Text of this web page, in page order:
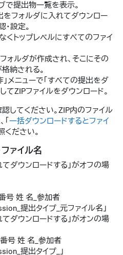
で提出物一覧を表示。
をフォルダに入れてダウンロー
設定。
くトップレベルにすべてのファイ
ォルダが作成され、そこにその
納される。
メニューで「すべての提出をダ
てZIPファイルをダウンロード。
してください。ZIP内のファイル
一括ダウンロードするとファイ
ください。
ァイル名
てダウンロードする」がオフの場
号 姓 名_参加者
提出タイプ_元ファイル名」
てダウンロードする」がオンの場
号 姓 名_参加者
提出タイプ_」